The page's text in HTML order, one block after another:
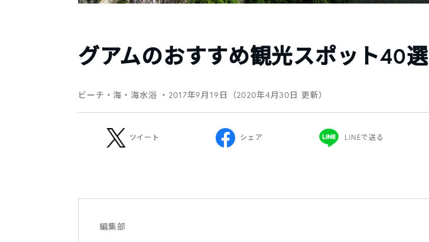
グアムのおすすめ観光スポット40選
ビーチ・海・海水浴 ・2017年9月19日（2020年4月30日 更新）
ツイート シェア LINEで送る
編集部